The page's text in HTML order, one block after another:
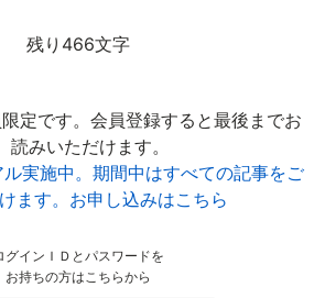
残り466文字
定です。会員登録すると最後までお
読みいただけます。
実施中。期間中はすべての記事をご
ます。お申し込みはこちら
グインＩＤとパスワードを
お持ちの方はこちらから